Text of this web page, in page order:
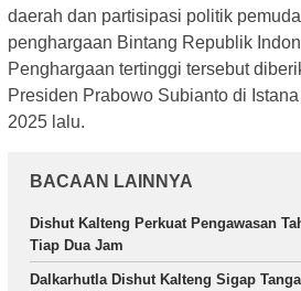
daerah dan partisipasi politik
penghargaan Bintang Republik
Penghargaan tertinggi tersebut
Presiden Prabowo Subianto di
2025 lalu.
BACAAN LAINNYA
Dishut Kalteng Perkuat Pengawasan
Tiap Dua Jam
Dalkarhutla Dishut Kalteng Sigap